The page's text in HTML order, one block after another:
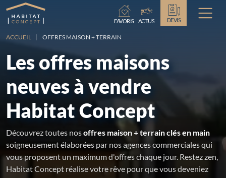
Chargement...
FAVORIS
ACTUS DEVIS
ACCUEIL OFFRES MAISON + TERRAIN
Les offres maisons
neuves à vendre
Habitat Concept
Découvrez toutes nosoffres maison + terrain clés en main
soigneusement élaborées par nos agences commerciales qui
vous proposent un maximum d'offres chaque jour. Restez zen,
Habitat Concept réalise votre rêve pour que vous deveniez